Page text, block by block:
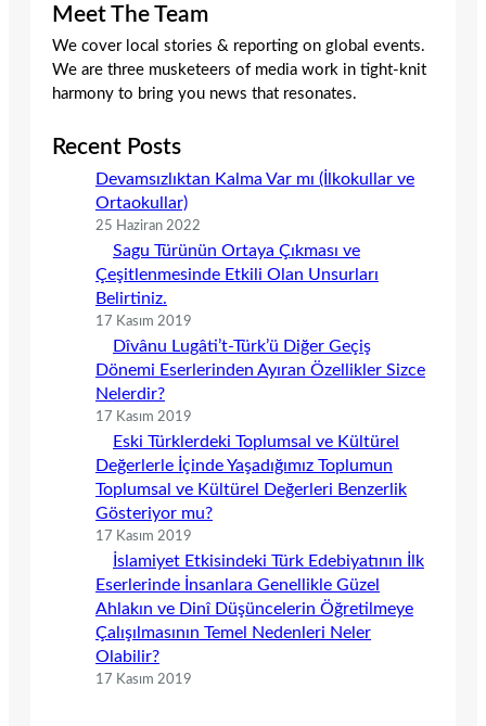
Meet The Team
We cover local stories & reporting on global events.
We are three musketeers of media work in tight-knit
harmony to bring you news that resonates.
Recent Posts
Devamsızlıktan Kalma Var mı (İlkokullar ve
Ortaokullar)
25 Haziran 2022
Sagu Türünün Ortaya Çıkması ve
Çeşitlenmesinde Etkili Olan Unsurları
Belirtiniz.
17 Kasım 2019
Dîvânu Lugâti’t-Türk’ü Diğer Geçiş
Dönemi Eserlerinden Ayıran Özellikler Sizce
Nelerdir?
17 Kasım 2019
Eski Türklerdeki Toplumsal ve Kültürel
Değerlerle İçinde Yaşadığımız Toplumun
Toplumsal ve Kültürel Değerleri Benzerlik
Gösteriyor mu?
17 Kasım 2019
İslamiyet Etkisindeki Türk Edebiyatının İlk
Eserlerinde İnsanlara Genellikle Güzel
Ahlakın ve Dinî Düşüncelerin Öğretilmeye
Çalışılmasının Temel Nedenleri Neler
Olabilir?
17 Kasım 2019